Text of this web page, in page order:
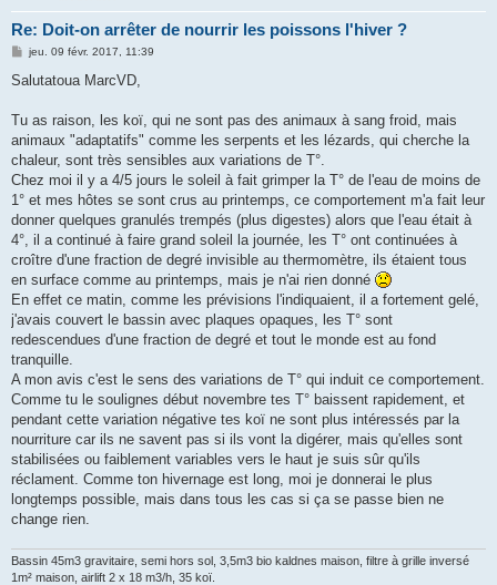
Re: Doit-on arrêter de nourrir les poissons l'hiver ?
M
s
g
jeu. 09 févr. 2017, 11:39
Salutatoua MarcVD,
Tu as raison, les koï, qui ne sont pas des animaux à sang froid, mais
animaux "adaptatifs" comme les serpents et les lézards, qui cherche la
chaleur, sont très sensibles aux variations de T°.
Chez moi il y a 4/5 jours le soleil à fait grimper la T° de l'eau de moins de
1° et mes hôtes se sont crus au printemps, ce comportement m'a fait leur
donner quelques granulés trempés (plus digestes) alors que l'eau était à
4°, il a continué à faire grand soleil la journée, les T° ont continuées à
croître d'une fraction de degré invisible au thermomètre, ils étaient tous
en surface comme au printemps, mais je n'ai rien donné
En effet ce matin, comme les prévisions l'indiquaient, il a fortement gelé,
j'avais couvert le bassin avec plaques opaques, les T° sont
redescendues d'une fraction de degré et tout le monde est au fond
tranquille.
A mon avis c'est le sens des variations de T° qui induit ce comportement.
Comme tu le soulignes début novembre tes T° baissent rapidement, et
pendant cette variation négative tes koï ne sont plus intéressés par la
nourriture car ils ne savent pas si ils vont la digérer, mais qu'elles sont
stabilisées ou faiblement variables vers le haut je suis sûr qu'ils
réclament. Comme ton hivernage est long, moi je donnerai le plus
longtemps possible, mais dans tous les cas si ça se passe bien ne
change rien.
Bassin 45m3 gravitaire, semi hors sol, 3,5m3 bio kaldnes maison, filtre à grille inversé
1m² maison, airlift 2 x 18 m3/h, 35 koï.